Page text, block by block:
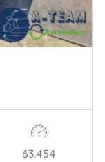
63.454